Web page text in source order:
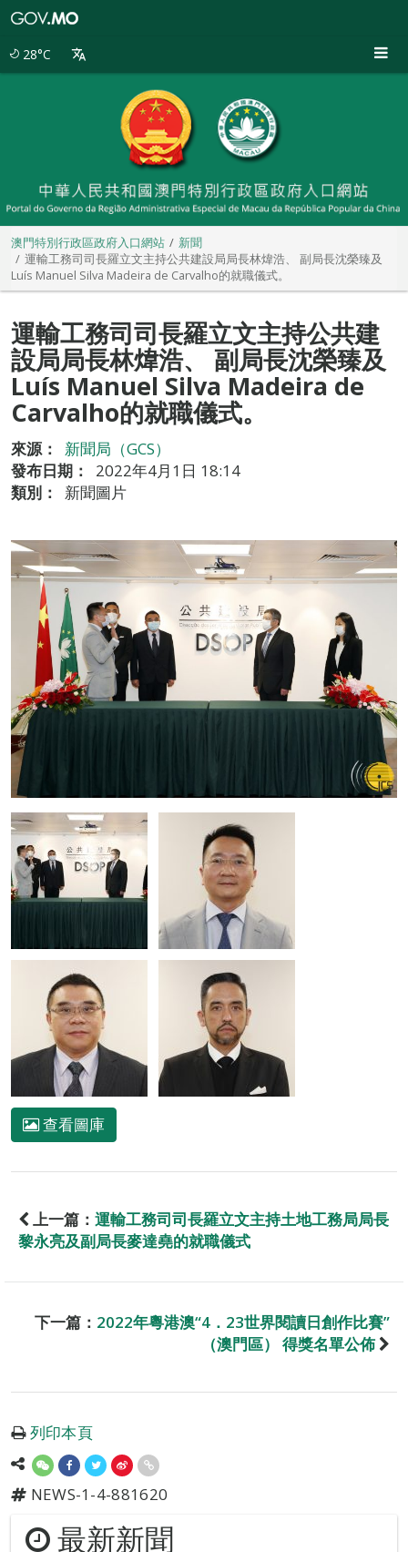
28°C
澳門特別行政區政府入口網站
新聞
運輸工務司司長羅立文主持公共建設局局長林煒浩、 副局長沈榮臻及
Luís Manuel Silva Madeira de Carvalho的就職儀式。
運輸工務司司長羅立文主持公共建
設局局長林煒浩、 副局長沈榮臻及
Luís Manuel Silva Madeira de
Carvalho的就職儀式。
來源：
新聞局（GCS）
發布日期：
2022年4月1日 18:14
類別：
新聞圖片
查看圖庫
上一篇： 運輸工務司司長羅立文主持土地工務局局長
黎永亮及副局長麥達堯的就職儀式
下一篇： 2022年粵港澳“4．23世界閱讀日創作比賽”
（澳門區） 得獎名單公佈
列印本頁
NEWS-1-4-881620
最新新聞